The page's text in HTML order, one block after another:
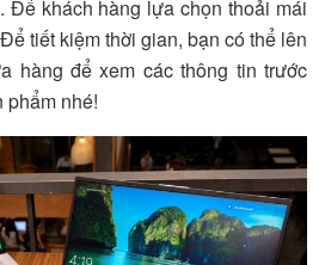
Để khách hàng lựa chọn thoải mái
tiết kiệm thời gian, bạn có thể lên
hàng để xem các thông tin trước
phẩm nhé!